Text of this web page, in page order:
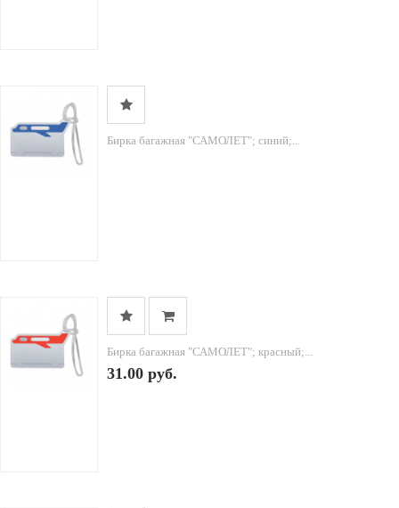
Бирка багажная "САМОЛЕТ"; синий;...
Бирка багажная "САМОЛЕТ"; красный;...
31.00 руб.